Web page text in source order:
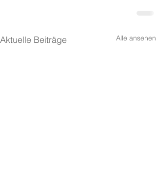
Aktuelle Beiträge Alle ansehen